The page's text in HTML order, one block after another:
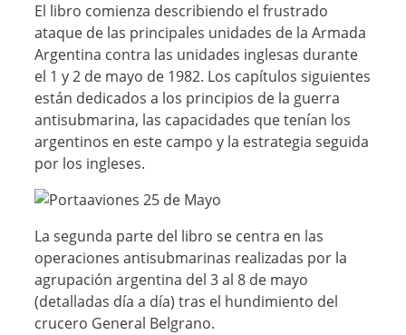
El libro comienza describiendo el frustrado
ataque de las principales unidades de la Armada
Argentina contra las unidades inglesas durante
el 1 y 2 de mayo de 1982. Los capítulos siguientes
están dedicados a los principios de la guerra
antisubmarina, las capacidades que tenían los
argentinos en este campo y la estrategia seguida
por los ingleses.
La segunda parte del libro se centra en las
operaciones antisubmarinas realizadas por la
agrupación argentina del 3 al 8 de mayo
(detalladas día a día) tras el hundimiento del
crucero General Belgrano.